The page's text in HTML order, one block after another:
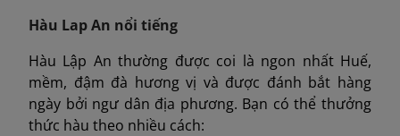
Hàu Lap An nổi tiếng
Hàu Lập An thường được coi là ngon nhất Huế,
mềm, đậm đà hương vị và được đánh bắt hàng
ngày bởi ngư dân địa phương. Bạn có thể thưởng
thức hàu theo nhiều cách: